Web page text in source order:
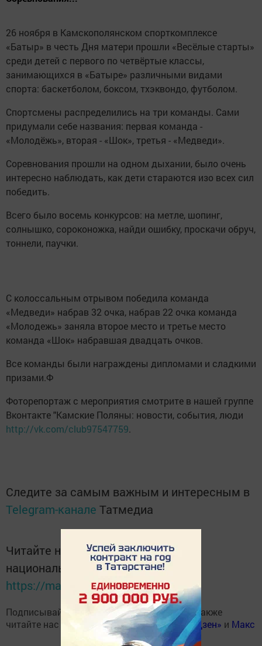
26 ноября в Камскополянском спорткомплексе
«Батыр» в честь Дня матери прошли «Весёлые старты»
среди детей с первого по четвёртые классы,
занимающихся в «Батыре» различными видами
спорта: баскетболом, боксом, тхэквондо, футболом.
Спортсмены распределились на три команды. Сами
придумали себе названия: первая команда -
«Молодёжь», вторая - «Шок», третья - «Медведи».
Соревнования прошли на одном дыхании, было очень
интересно наблюдать, как дети стараются изо всех сил
победить.
Всего было восемь конкурсов: на метле, шопинг,
солнышко, сороконожка, найди ошибку, проскачи обруч,
тоннели, паучки.
С колоссальным отрывом победила команда
«Медведи» набрав 32 очка, набрав 22 очка команда
«Молодежь» заняла второе место и третье место
команда «Шок» набравшая двадцать очков.
Все команды были награждены дипломами и сладкими
призами.Ф
Фоторепортаж с мероприятия смотрите в нашей группе
Вконтакте "Камские Поляны: новости, события, люди
http://vk.com/club97547759.
Следите за самым важным и интересным в
Telegram-канале Татмедиа
Читайте новости Татарстана в
национальном мессенджере MАХ:
https://max.ru/tatmedia
Подписывайтесь на нашTelegram-канал, а также
читайте нас
Вконтакте,Одноклассниках ,«Дзен» и Макс